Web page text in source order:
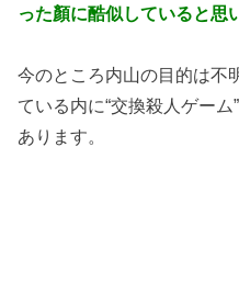
った顏に酷似していると思
今のところ内山の目的は不
ている内に“交換殺人ゲー
あります。